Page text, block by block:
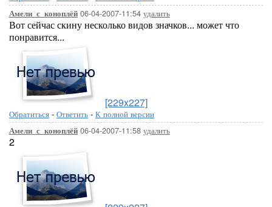
Амели_с_коноплёй 06-04-2007-11:54 удалить
Вот сейчас скину несколько видов значков... может что
понравится...
[229x227]
Обратиться - Ответить - К полной версии
Амели_с_коноплёй 06-04-2007-11:58 удалить
2